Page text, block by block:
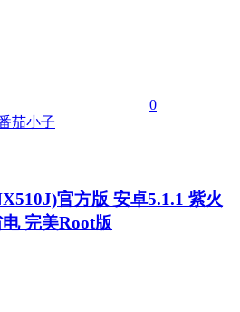
0
茄小子
官方版 安卓5.1.1 紫火
完美Root版